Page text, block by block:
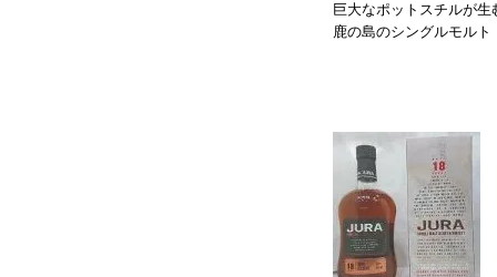
巨大なポットスチルが生
鹿の島のシングルモルト